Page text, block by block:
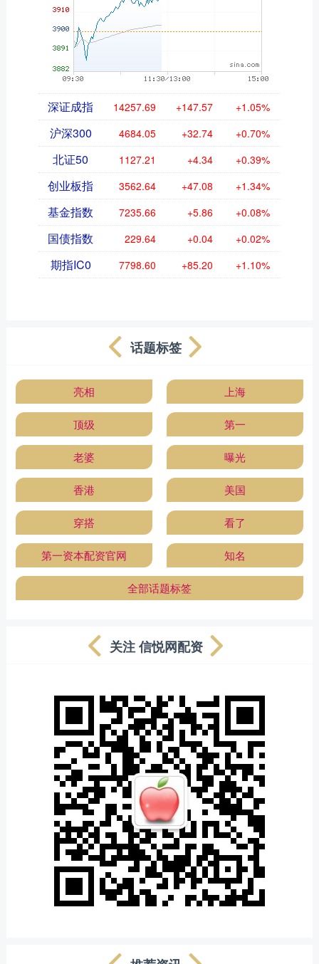
深证成指 14257.69 +147.57 +1.05%
沪深300 4684.05 +32.74 +0.70%
北证50 1127.21 +4.34 +0.39%
创业板指 3562.64 +47.08 +1.34%
基金指数 7235.66 +5.86 +0.08%
国债指数 229.64 +0.04 +0.02%
期指IC0 7798.60 +85.20 +1.10%
话题标签
亮相 上海
顶级 第一
老婆 曝光
香港 美国
穿搭 看了
第一资本配资官网 知名
全部话题标签
关注 信悦网配资